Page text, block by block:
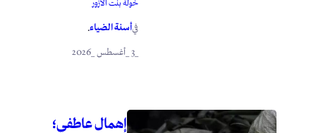
خولة بنت الأزور
فيأسنة الضياء.
إهمال عاطفي؛